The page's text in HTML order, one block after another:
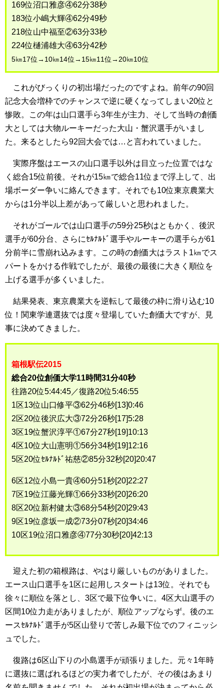
169位沼口雅彦④62分38秒
183位小嶋大輝④62分49秒
218位山中福至②63分33秒
224位樋浦雄大④63分42秒
5㎞17位→10㎞14位→15㎞11位→20㎞10位
これがびっくりの初出場だったのですよね。前年の90回
記念大会増枠でのチャンスで逆に硬くなってしまい20位と
惨敗。この年は山口選手ら3年生が主力、そして当時の創価
大としては大物ルーキーだった大山・蟹沢選手がいまし
た。来るとしたら92回大会では…と言われていました。
実際序盤はエースの山口選手以外は目立った位置ではな
く総合15位前後。それが15㎞で総合11位まで浮上して、出
場ボーダー争いに絡んできます。それでも10位東京農業大
からは1分半以上差があって厳しいと思われました。
それがゴールでは山口選手の59分25秒はともかく、後沢
選手が60分台、さらにｾﾙﾅﾙﾄﾞ選手やルーキーの選手らが61
分前半に雪崩れ込みます。この時の創価大はラスト1㎞でス
パートをかける作戦でしたが、最後の最後に大きく順位を
上げる選手が多くいました。
結果発表、東京農業大を逆転して最後の枠に滑り込む10
位！関東学連選抜では度々登場していた創価大ですが、見
事に決めてきました。
箱根駅伝2015
総合20位創価大学11時間31分40秒
往路20位5:44:45／復路20位5:46:55
1区13位山口修平③62分46秒[13]0:46
2区20位後沢広大③72分26秒[17]5:28
3区19位蟹沢淳平①67分27秒[19]10:13
4区10位大山憲明①56分34秒[19]12:16
5区20位ｾﾙﾅﾙﾄﾞ祐慈②85分32秒[20]20:47
6区12位小島一貴④60分51秒[20]22:27
7区19位江藤光輝①66分33秒[20]26:20
8区20位新村健太③68分54秒[20]29:43
9区19位彦坂一成②73分07秒[20]34:46
10区19位沼口雅彦④77分30秒[20]42:13
迎えた初の箱根路は、やはり厳しいものがありました。
エース山口選手を1区に起用しスタートは13位。それでも
徐々に順位を落とし、3区で最下位争いに。4区大山選手の
区間10位力走がありましたが、順位アップならず。後のエ
ースｾﾙﾅﾙﾄﾞ選手が5区山登りで苦しみ最下位でのフィニッシ
ュでした。
復路は6区山下りの小島選手が頑張りました。元々1年時
に選抜に選ばれるほどの実力者でしたが、その後はあまり